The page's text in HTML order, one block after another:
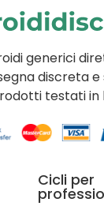
generici
discreta
testati in
Cicli per